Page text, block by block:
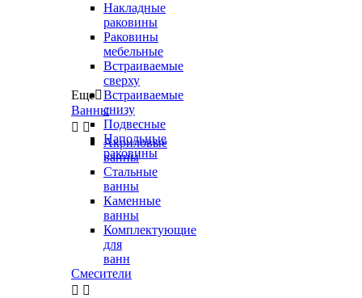
Накладные
раковины
Раковины
мебельные
Встраиваемые
сверху
Встраиваемые
снизу
Подвесные
Напольные
раковины
Еще
Ванны
 
Акриловые
ванны
Стальные
ванны
Каменные
ванны
Комплектующие
для
ванн
Смесители
 